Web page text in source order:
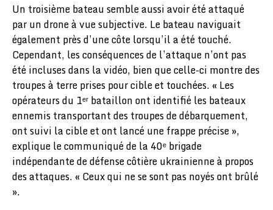
Un troisième bateau semble aussi avoir été attaqué
par un drone à vue subjective. Le bateau naviguait
également près d’une côte lorsqu’il a été touché.
Cependant, les conséquences de l’attaque n’ont pas
été incluses dans la vidéo, bien que celle-ci montre des
troupes à terre prises pour cible et touchées. « Les
opérateurs du 1ᵉʳ bataillon ont identifié les bateaux
ennemis transportant des troupes de débarquement,
ont suivi la cible et ont lancé une frappe précise »,
explique le communiqué de la 40ᵉ brigade
indépendante de défense côtière ukrainienne à propos
des attaques. « Ceux qui ne se sont pas noyés ont brûlé
».